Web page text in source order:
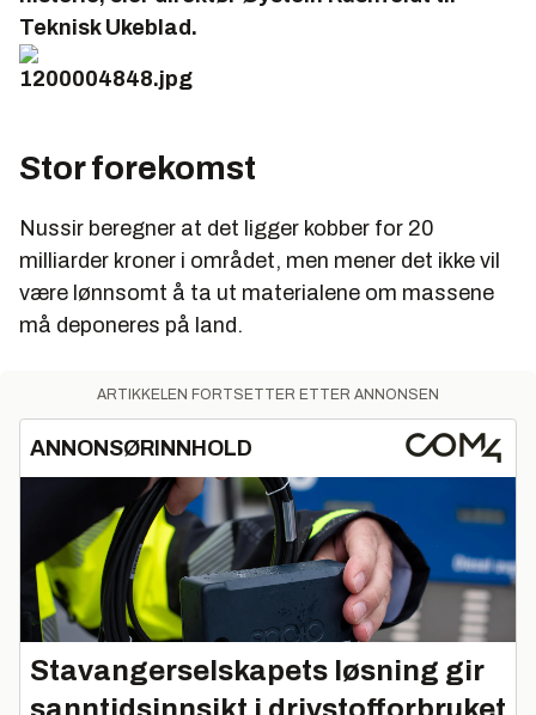
Teknisk Ukeblad.
Stor forekomst
Nussir beregner at det ligger kobber for 20
milliarder kroner i området, men mener det ikke vil
være lønnsomt å ta ut materialene om massene
må deponeres på land.
ARTIKKELEN FORTSETTER ETTER ANNONSEN
ANNONSØRINNHOLD
Stavangerselskapets løsning gir